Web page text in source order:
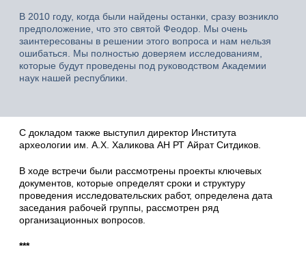
В 2010 году, когда были найдены останки, сразу возникло
предположение, что это святой Феодор. Мы очень
заинтересованы в решении этого вопроса и нам нельзя
ошибаться. Мы полностью доверяем исследованиям,
которые будут проведены под руководством Академии
наук нашей республики.
С докладом также выступил директор Института
археологии им. А.Х. Халикова АН РТ Айрат Ситдиков.
В ходе встречи были рассмотрены проекты ключевых
документов, которые определят сроки и структуру
проведения исследовательских работ, определена дата
заседания рабочей группы, рассмотрен ряд
организационных вопросов.
***